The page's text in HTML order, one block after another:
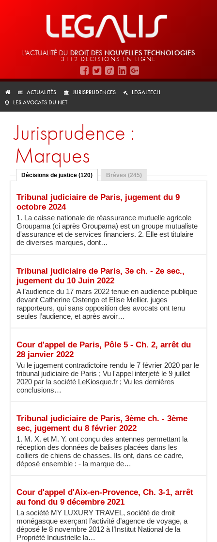
L'ACTUALITÉ DU DROIT DES NOUVELLES TECHNOLOGIES
3112 DÉCISIONS EN LIGNE
ACTUALITÉS JURISPRUDENCES
LEGALTECH
LES AVOCATS DU NET
Jurisprudence :
Marques
Décisions de justice (120) Brèves (245)
Tribunal judiciaire de Paris, jugement du 9
octobre 2024
1. La caisse nationale de réassurance mutuelle agricole
Groupama (ci­ après Groupama) est un groupe mutualiste
d'assurance et de services financiers. 2. Elle est titulaire
de diverses marques, dont…
Tribunal judiciaire de Paris, 3e ch. - 2e sec.,
jugement du 10 Juin 2022
A l’audience du 17 mars 2022 tenue en audience publique
devant Catherine Ostengo et Elise Mellier, juges
rapporteurs, qui sans opposition des avocats ont tenu
seules l’audience, et après avoir…
Cour d'appel de Paris, Pôle 5 - Ch. 2, arrêt du
28 janvier 2022
Vu le jugement contradictoire rendu le 7 février 2020 par le
tribunal judiciaire de Paris ; Vu l'appel interjeté le 9 juillet
2020 par la société LeKiosque.fr ; Vu les dernières
conclusions…
Tribunal judiciaire de Paris, 3ème ch. - 3ème
sec, jugement du 8 février 2022
1. M. X. et M. Y. ont conçu des antennes permettant la
réception des données de balises placées dans les
colliers de chiens de chasses. Ils ont, dans ce cadre,
déposé ensemble : - la marque de…
Cour d'appel d'Aix-en-Provence, Ch. 3-1, arrêt
au fond du 9 décembre 2021
La société MY LUXURY TRAVEL, société de droit
monégasque exerçant l’activité d’agence de voyage, a
déposé le 8 novembre 2012 à l’Institut National de la
Propriété Industrielle la…